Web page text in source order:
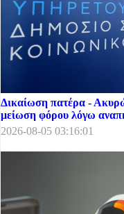
Δικαίωση πατέρα -
μείωση φόρου λόγω
2026-08-05 03:16:01